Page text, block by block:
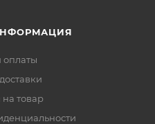
оплаты
на товар